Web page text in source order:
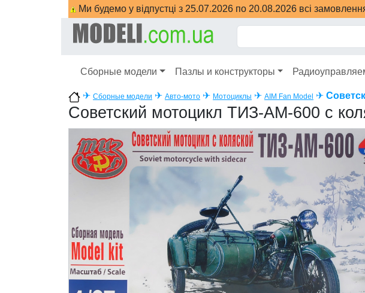
Ми будемо у відпустці з 25.07.2026 по 20.08.2026 всі
Сборные модели Пазлы и конструкторы
✈ Сборные модели ✈ Авто-мото ✈ Мотоциклы ✈ AIM Fan Model ✈
Советский мотоцикл ТИЗ-АМ-600 с